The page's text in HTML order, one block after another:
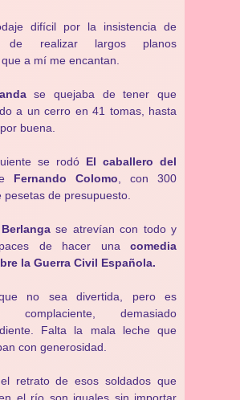
difícil por la insistencia de
de realizar largos planos
a mí me encantan.
se quejaba de tener que
a un cerro en 41 tomas, hasta
buena.
se rodó El caballero del
Fernando Colomo , con 300
pesetas de presupuesto.
se atrevían con todo y
de hacer una comedia
la Guerra Civil Española.
no sea divertida, pero es
complaciente, demasiado
Falta la mala leche que
con generosidad.
retrato de esos soldados que